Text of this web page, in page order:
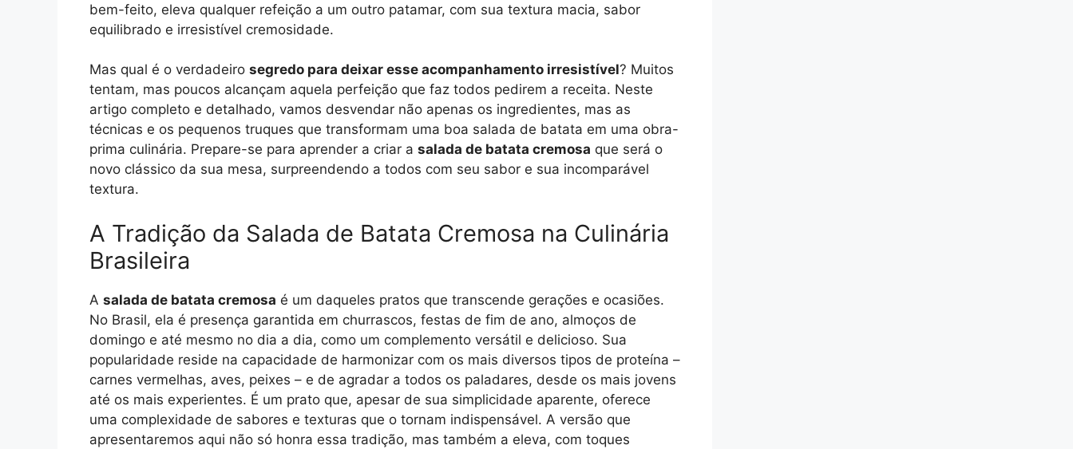
bem-feito, eleva qualquer refeição a um outro patamar, com sua textura macia, sabor
equilibrado e irresistível cremosidade.
Mas qual é o verdadeiro segredo para deixar esse acompanhamento irresistível? Muitos
tentam, mas poucos alcançam aquela perfeição que faz todos pedirem a receita. Neste
artigo completo e detalhado, vamos desvendar não apenas os ingredientes, mas as
técnicas e os pequenos truques que transformam uma boa salada de batata em uma obra-
prima culinária. Prepare-se para aprender a criar a salada de batata cremosa que será o
novo clássico da sua mesa, surpreendendo a todos com seu sabor e sua incomparável
textura.
A Tradição da Salada de Batata Cremosa na Culinária
Brasileira
A salada de batata cremosa é um daqueles pratos que transcende gerações e ocasiões.
No Brasil, ela é presença garantida em churrascos, festas de fim de ano, almoços de
domingo e até mesmo no dia a dia, como um complemento versátil e delicioso. Sua
popularidade reside na capacidade de harmonizar com os mais diversos tipos de proteína –
carnes vermelhas, aves, peixes – e de agradar a todos os paladares, desde os mais jovens
até os mais experientes. É um prato que, apesar de sua simplicidade aparente, oferece
uma complexidade de sabores e texturas que o tornam indispensável. A versão que
apresentaremos aqui não só honra essa tradição, mas também a eleva, com toques